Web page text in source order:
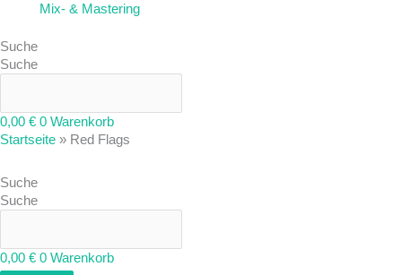
Mix- & Mastering
Suche
Suche
0,00 € 0 Warenkorb
Startseite » Red Flags
Suche
Suche
0,00 € 0 Warenkorb